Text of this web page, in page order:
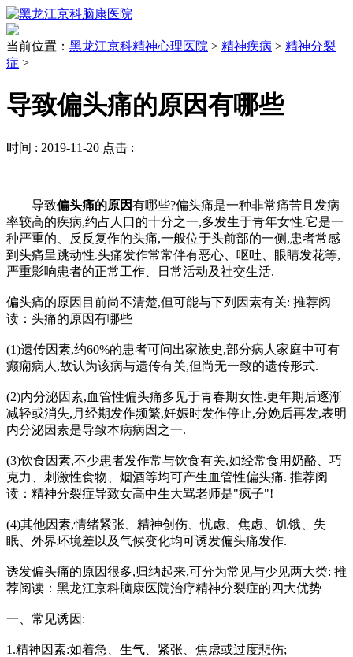
当前位置： 黑龙江京科精神心理医院 > 精神疾病 > 精神分裂
症 >
导致偏头痛的原因有哪些
时间 : 2019-11-20 点击 :
导致偏头痛的原因有哪些?偏头痛是一种非常痛苦且发病
率较高的疾病,约占人口的十分之一,多发生于青年女性.它是一
种严重的、反反复作的头痛,一般位于头前部的一侧,患者常感
到头痛呈跳动性.头痛发作常常伴有恶心、呕吐、眼睛发花等,
严重影响患者的正常工作、日常活动及社交生活.
偏头痛的原因目前尚不清楚,但可能与下列因素有关: 推荐阅
读：头痛的原因有哪些
(1)遗传因素,约60%的患者可问出家族史,部分病人家庭中可有
癫痫病人,故认为该病与遗传有关,但尚无一致的遗传形式.
(2)内分泌因素,血管性偏头痛多见于青春期女性.更年期后逐渐
减轻或消失,月经期发作频繁,妊娠时发作停止,分娩后再发,表明
内分泌因素是导致本病病因之一.
(3)饮食因素,不少患者发作常与饮食有关,如经常食用奶酪、巧
克力、刺激性食物、烟酒等均可产生血管性偏头痛. 推荐阅
读：精神分裂症导致女高中生大骂老师是"疯子"!
(4)其他因素,情绪紧张、精神创伤、忧虑、焦虑、饥饿、失
眠、外界环境差以及气候变化均可诱发偏头痛发作.
诱发偏头痛的原因很多,归纳起来,可分为常见与少见两大类: 推
荐阅读：黑龙江京科脑康医院治疗精神分裂症的四大优势
一、常见诱因:
1.精神因素:如着急、生气、紧张、焦虑或过度悲伤;